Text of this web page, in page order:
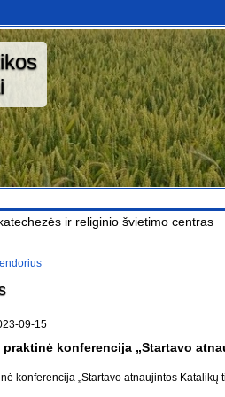
ir religinio švietimo centras
09-15
praktinė konferencija „Startavo
konferencija „Startavo atnaujintos Katalikų